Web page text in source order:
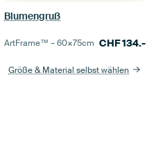
Blumengruß
ArtFrame™ –60×75cm CHF134.-
Größe & Material selbst wählen